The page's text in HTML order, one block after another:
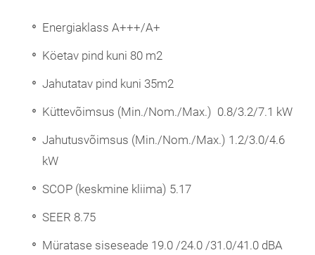
Energiaklass A+++/A+
Köetav pind kuni 80 m2
Jahutatav pind kuni 35m2
Küttevõimsus (Min./Nom./Max.) 0.8/3.2/7.1 kW
Jahutusvõimsus (Min./Nom./Max.) 1.2/3.0/4.6
kW
SCOP (keskmine kliima) 5.17
SEER 8.75
Müratase siseseade 19.0 /24.0 /31.0/41.0 dBA